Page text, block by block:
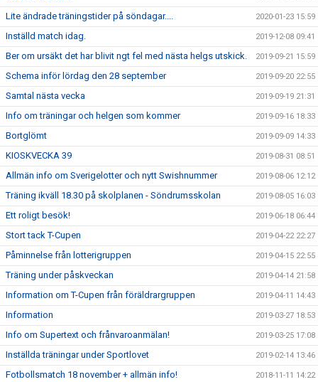
Lite ändrade träningstider på söndagar.... 2020-01-23 15:59
Inställd match idag. 2019-12-08 09:41
Ber om ursäkt det har blivit ngt fel med nästa helgs utskick. 2019-09-21 15:59
Schema inför lördag den 28 september 2019-09-20 22:55
Samtal nästa vecka 2019-09-19 21:31
Info om träningar och helgen som kommer 2019-09-16 18:33
Bortglömt 2019-09-09 14:33
KIOSKVECKA 39 2019-08-31 08:51
Allmän info om Sverigelotter och nytt Swishnummer 2019-08-06 12:12
Träning ikväll 18.30 på skolplanen - Söndrumsskolan 2019-08-05 16:03
Ett roligt besök! 2019-06-18 06:44
Stort tack T-Cupen 2019-04-22 22:27
Påminnelse från lotterigruppen 2019-04-15 22:55
Träning under påskveckan 2019-04-14 21:58
Information om T-Cupen från föräldrargruppen 2019-04-11 14:43
Information 2019-03-27 18:53
Info om Supertext och frånvaroanmälan! 2019-03-25 17:08
Inställda träningar under Sportlovet 2019-02-14 13:46
Fotbollsmatch 18 november + allmän info! 2018-11-11 14:22